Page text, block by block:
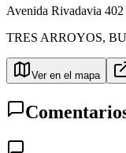
Avenida Rivadavia 402
TRES ARROYOS,
Ver en el mapa